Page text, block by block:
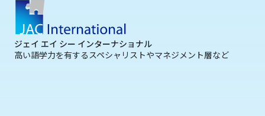
ジェイ エイ シー インターナショナル
高い語学力を有するスペシャリストやマネジメント層など